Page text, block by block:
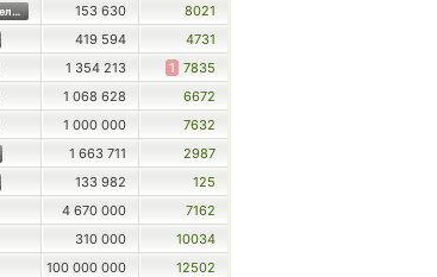
Лос-Анджелесе 153 630
8021
419 594
4731
1 354 213 1 7835
1 068 628
6672
1 000 000
7632
1 663 711
2987
133 982
125
4 670 000
7162
310 000
10034
100 000 000
12502